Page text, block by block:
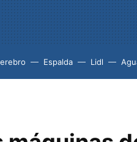
Espalda Lidl